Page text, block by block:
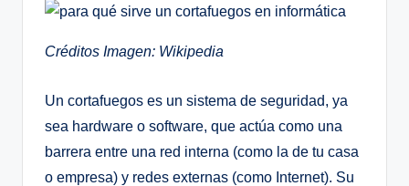
Créditos Imagen: Wikipedia
Un cortafuegos es un sistema de seguridad, ya
sea hardware o software, que actúa como una
barrera entre una red interna (como la de tu casa
o empresa) y redes externas (como Internet). Su